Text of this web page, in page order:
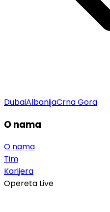
DubaiAlbanijaCrna Gora
O nama
O nama
Tim
Karijera
Opereta Live